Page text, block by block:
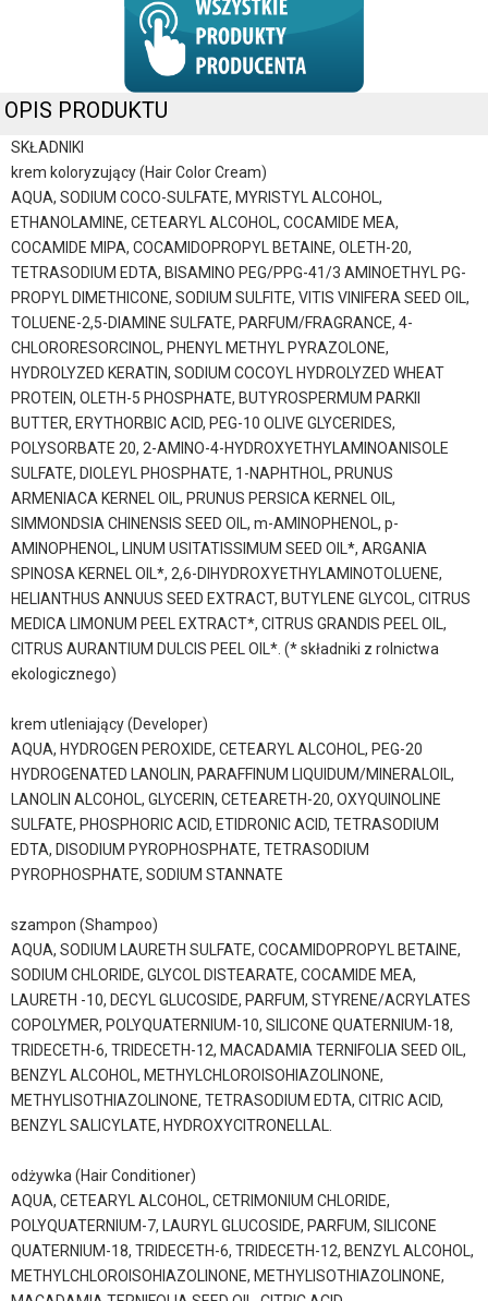
OPIS PRODUKTU
SKŁADNIKI
krem koloryzujący (Hair Color Cream)
AQUA, SODIUM COCO-SULFATE, MYRISTYL ALCOHOL,
ETHANOLAMINE, CETEARYL ALCOHOL, COCAMIDE MEA,
COCAMIDE MIPA, COCAMIDOPROPYL BETAINE, OLETH-20,
TETRASODIUM EDTA, BISAMINO PEG/PPG-41/3 AMINOETHYL PG-
PROPYL DIMETHICONE, SODIUM SULFITE, VITIS VINIFERA SEED OIL,
TOLUENE-2,5-DIAMINE SULFATE, PARFUM/FRAGRANCE, 4-
CHLORORESORCINOL, PHENYL METHYL PYRAZOLONE,
HYDROLYZED KERATIN, SODIUM COCOYL HYDROLYZED WHEAT
PROTEIN, OLETH-5 PHOSPHATE, BUTYROSPERMUM PARKII
BUTTER, ERYTHORBIC ACID, PEG-10 OLIVE GLYCERIDES,
POLYSORBATE 20, 2-AMINO-4-HYDROXYETHYLAMINOANISOLE
SULFATE, DIOLEYL PHOSPHATE, 1-NAPHTHOL, PRUNUS
ARMENIACA KERNEL OIL, PRUNUS PERSICA KERNEL OIL,
SIMMONDSIA CHINENSIS SEED OIL, m-AMlNOPHENOL, p-
AMlNOPHENOL, LINUM USITATISSIMUM SEED OIL*, ARGANIA
SPINOSA KERNEL OIL*, 2,6-DIHYDROXYETHYLAMINOTOLUENE,
HELIANTHUS ANNUUS SEED EXTRACT, BUTYLENE GLYCOL, CITRUS
MEDICA LIMONUM PEEL EXTRACT*, CITRUS GRANDIS PEEL OIL,
CITRUS AURANTIUM DULCIS PEEL OIL*. (* składniki z rolnictwa
ekologicznego)
krem utleniający (Developer)
AQUA, HYDROGEN PEROXIDE, CETEARYL ALCOHOL, PEG-20
HYDROGENATED LANOLIN, PARAFFINUM LIQUIDUM/MINERALOIL,
LANOLIN ALCOHOL, GLYCERIN, CETEARETH-20, OXYQUINOLINE
SULFATE, PHOSPHORIC ACID, ETIDRONIC ACID, TETRASODIUM
EDTA, DISODIUM PYROPHOSPHATE, TETRASODIUM
PYROPHOSPHATE, SODIUM STANNATE
szampon (Shampoo)
AQUA, SODIUM LAURETH SULFATE, COCAMIDOPROPYL BETAINE,
SODIUM CHLORIDE, GLYCOL DISTEARATE, COCAMIDE MEA,
LAURETH -10, DECYL GLUCOSIDE, PARFUM, STYRENE/ACRYLATES
COPOLYMER, POLYQUATERNIUM-10, SILICONE QUATERNIUM-18,
TRIDECETH-6, TRIDECETH-12, MACADAMIA TERNIFOLIA SEED OIL,
BENZYL ALCOHOL, METHYLCHLOROISOHIAZOLINONE,
METHYLISOTHIAZOLINONE, TETRASODIUM EDTA, CITRIC ACID,
BENZYL SALICYLATE, HYDROXYCITRONELLAL.
odżywka (Hair Conditioner)
AQUA, CETEARYL ALCOHOL, CETRIMONIUM CHLORIDE,
POLYQUATERNIUM-7, LAURYL GLUCOSIDE, PARFUM, SILICONE
QUATERNIUM-18, TRIDECETH-6, TRIDECETH-12, BENZYL ALCOHOL,
METHYLCHLOROISOHIAZOLINONE, METHYLISOTHIAZOLINONE,